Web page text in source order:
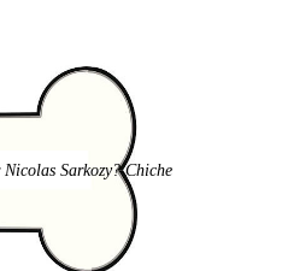
Sarkozy? Chiche